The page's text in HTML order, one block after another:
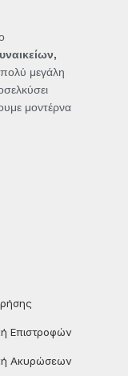
μεγάλη
μοντέρνα
Επιστροφών
Ακυρώσεων